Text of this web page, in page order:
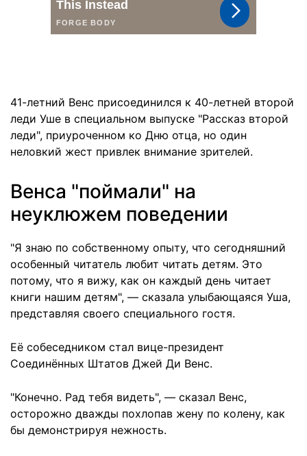
41-летний Венс присоединился к 40-летней второй
леди Уше в специальном выпуске "Рассказ второй
леди", приуроченном ко Дню отца, но один
неловкий жест привлек внимание зрителей.
Венса "поймали" на
неуклюжем поведении
"Я знаю по собственному опыту, что сегодняшний
особенный читатель любит читать детям. Это
потому, что я вижу, как он каждый день читает
книги нашим детям", — сказала улыбающаяся Уша,
представляя своего специального гостя.
Её собеседником стал вице-президент
Соединённых Штатов Джей Ди Венс.
"Конечно. Рад тебя видеть", — сказал Венс,
осторожно дважды похлопав жену по колену, как
бы демонстрируя нежность.